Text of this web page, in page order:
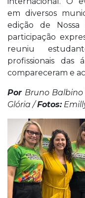
em diversos
edição de
participação
reuniu
profissionais das
compareceram e
Por Bruno Balbino
Glória /Fotos: